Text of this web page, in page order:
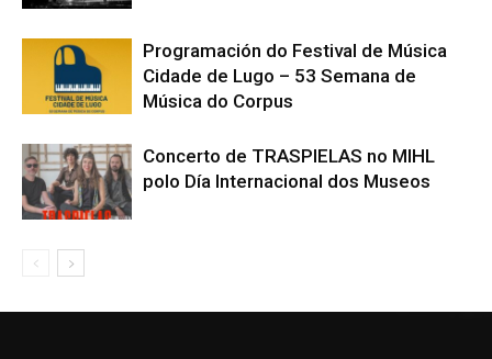
Programación do Festival de Música
Cidade de Lugo – 53 Semana de
Música do Corpus
Concerto de TRASPIELAS no MIHL
polo Día Internacional dos Museos